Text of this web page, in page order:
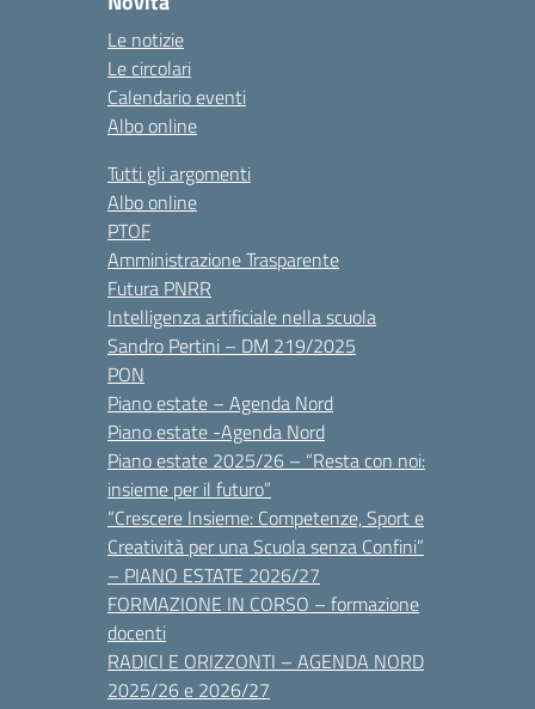
Le notizie
Le circolari
Calendario eventi
Albo online
Tutti gli argomenti
Albo online
PTOF
Amministrazione Trasparente
Futura PNRR
Intelligenza artificiale nella scuola
Sandro Pertini – DM 219/2025
PON
Piano estate – Agenda Nord
Piano estate -Agenda Nord
Piano estate 2025/26 – “Resta con noi:
insieme per il futuro”
“Crescere Insieme: Competenze, Sport e
Creatività per una Scuola senza Confini”
– PIANO ESTATE 2026/27
FORMAZIONE IN CORSO – formazione
docenti
RADICI E ORIZZONTI – AGENDA NORD
2025/26 e 2026/27